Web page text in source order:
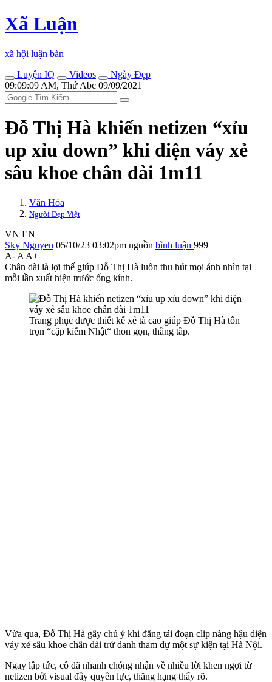
Xã Luận
xã hội luận bàn
Luyện IQ
Videos
Ngày Đẹp
09:09:09 AM, Thứ Abc 09/09/2021
Đỗ Thị Hà khiến netizen “xỉu
up xỉu down” khi diện váy xẻ
sâu khoe chân dài 1m11
Văn Hóa
Người Đẹp Việt
VN EN
Sky Nguyen 05/10/23 03:02pm nguồn bình luận 999
A- A A+
Chân dài là lợi thế giúp Đỗ Thị Hà luôn thu hút mọi ánh nhìn tại
mỗi lần xuất hiện trước ống kính.
Trang phục được thiết kế xẻ tà cao giúp Đỗ Thị Hà tôn
trọn “cặp kiếm Nhật“ thon gọn, thẳng tắp.
Vừa qua, Đỗ Thị Hà gây chú ý khi đăng tải đoạn clip nàng hậu diện
váy xẻ sâu khoe chân dài trứ danh tham dự một sự kiện tại Hà Nội.
Ngay lập tức, cô đã nhanh chóng nhận về nhiều lời khen ngợi từ
netizen bởi visual đầy quyền lực, thăng hạng thấy rõ.